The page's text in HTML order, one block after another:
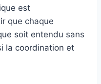
est
que chaque
soit entendu sans
la coordination et